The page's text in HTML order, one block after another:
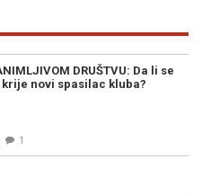
DRUŠTVU: Da li se
novi spasilac kluba?
1